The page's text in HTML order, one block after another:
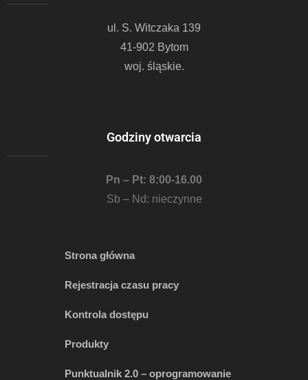
ul. S. Witczaka 139
41-902 Bytom
woj. śląskie.
Godziny otwarcia
Pn – Pt: 8:00-16.00
Sb – Nd: nieczynne
Strona główna
Rejestracja czasu pracy
Kontrola dostępu
Produkty
Punktualnik 2.0 – oprogramowanie